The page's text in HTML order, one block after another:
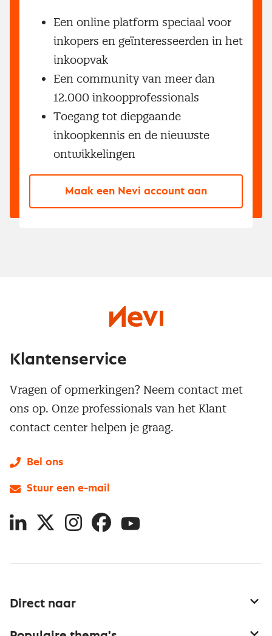
Een online platform speciaal voor
inkopers en geïnteresseerden in het
inkoopvak
Een community van meer dan
12.000 inkoopprofessionals
Toegang tot diepgaande
inkoopkennis en de nieuwste
ontwikkelingen
Maak een Nevi account aan
Direct naar
Klantenservice
Vragen of opmerkingen? Neem contact met
ons op. Onze professionals van het Klant
contact center helpen je graag.
Bel ons
Stuur een e-mail
LinkedIn
X InstagramFacebookYouTube